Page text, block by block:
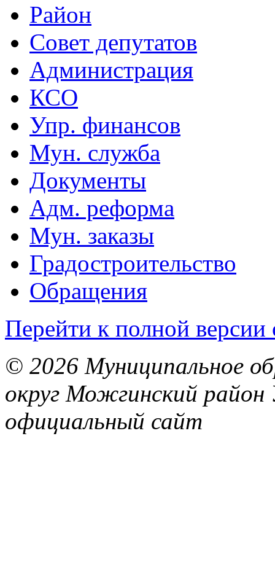
Район
Совет депутатов
Администрация
КСО
Упр. финансов
Мун. служба
Документы
Адм. реформа
Мун. заказы
Градостроительство
Обращения
Перейти к полной версии
© 2026 Муниципальное
округ Можгинский район
официальный сайт